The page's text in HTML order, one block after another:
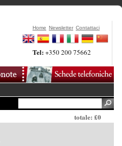
Home Newsletter Contattaci
Tel:+350 200 75662
totale: £0